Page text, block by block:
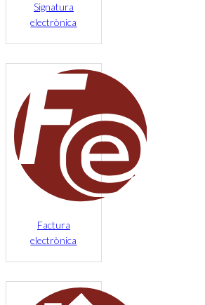
Signatura
electrònica
Factura
electrònica